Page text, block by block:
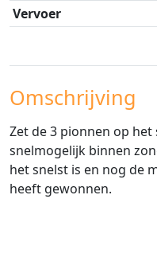
Vervoer
Omschrijving
Zet de 3 pionnen op
snelmogelijk binnen
het snelst is en nog de
heeft gewonnen.